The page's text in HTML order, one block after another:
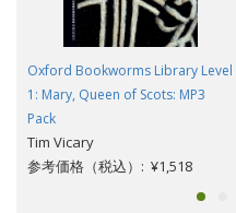
Oxford Bookworms Library Level
1: Mary, Queen of Scots: MP3
Pack
Tim Vicary
参考価格（税込）: ¥1,518